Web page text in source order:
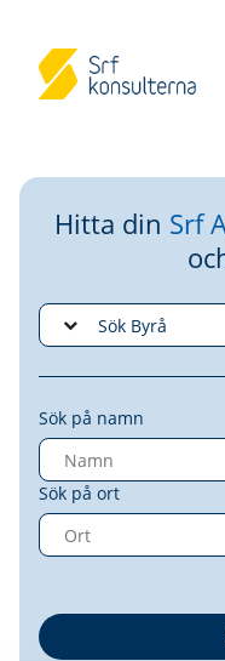
Hitta din Srf
Sök på namn
Sök på ort